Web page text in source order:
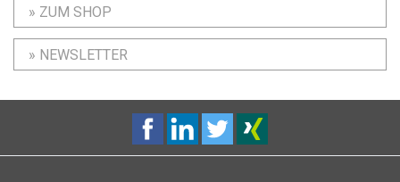
» ZUM SHOP
» NEWSLETTER